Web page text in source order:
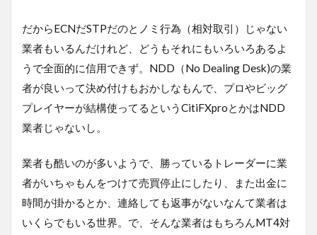
だからECNだSTPだのとノミ行為（相対取引）じゃない
業者もいるんだけれど、どうもそれにもいろいろあるよ
うで全面的に信用できず。NDD（No Dealing Desk)の業
者が良いって決め付けもおかしなもんで、プロやビッグ
プレイヤーが結構使ってるというCitiFXproとかはNDD
業者じゃないし。
業者も酷いのが多いようで、勝っているトレーダーに業
者がいちゃもんをつけて売買停止にしたり、また出金に
時間が掛かるとか、連絡しても返事がないなんて業者は
いくらでもいる世界。で、そんな業者はもちろんMT4対